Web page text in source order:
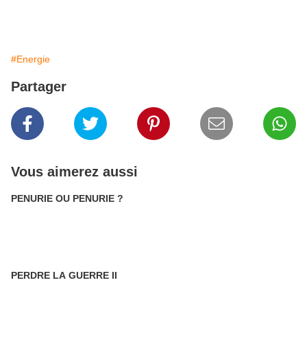
#Energie
Partager
Vous aimerez aussi
PENURIE OU PENURIE ?
PERDRE LA GUERRE II